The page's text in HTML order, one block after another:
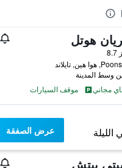
هوتل
مجاني
موقف السيارات
عرض الصفقة
بيتش